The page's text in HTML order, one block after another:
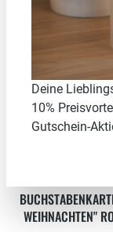
WEIHNACHTEN"
Deine
10%
Gutschein-